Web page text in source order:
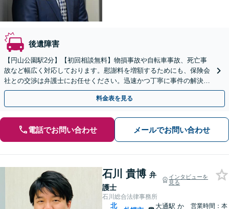
後遺障害
【円山公園駅2分】【初回相談無料】物損事故や自転車事故、死亡事
故など幅広く対応しております。慰謝料を増額するためにも、保険会
社との交渉は弁護士にお任せください。迅速かつ丁寧に事件の解決に
あたります。【電話相談可】【休日・夜間面談可】
料金表を見る
電話でお問い合わせ メールでお問い合わせ
石川 貴博 弁
護士
インタビューを
見る
石川総合法律事務所
北 大通駅 か 営業時間：本